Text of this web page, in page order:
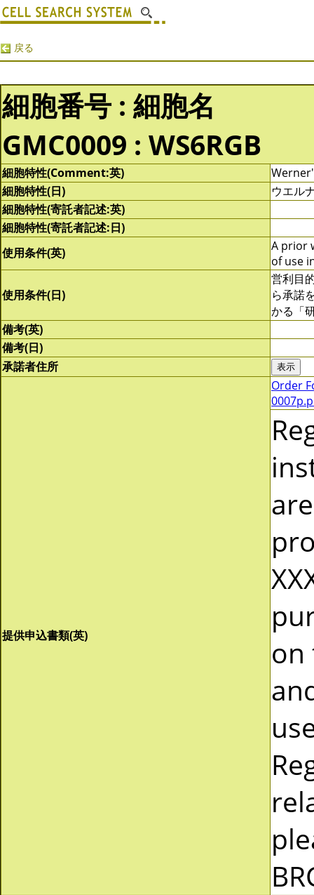
戻る
細胞番号 : 細胞名
GMC0009 : WS6RGB
細胞特性(Comment:英)
細胞特性(日)
ウエル
細胞特性(寄託者記述:英)
細胞特性(寄託者記述:日)
使用条件(英)
A prior
of use
使用条件(日)
営利目
ら承諾
かる「
備考(英)
備考(日)
承諾者住所
提供申込書類(英)
Order
on